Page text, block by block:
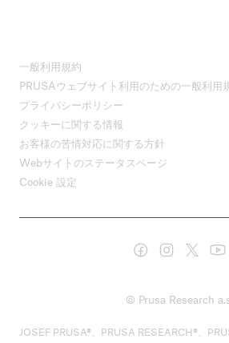
一般利用規約
PRUSAウェブサイト利用のための一般利用
プライバシーポリシー
クッキーに関する情報
お客様の苦情対応に関する方針
Webサイトのステータスページ
Cookie 設定
© Prusa Research
JOSEF PRUSA®、PRUSA RESEARCH®、